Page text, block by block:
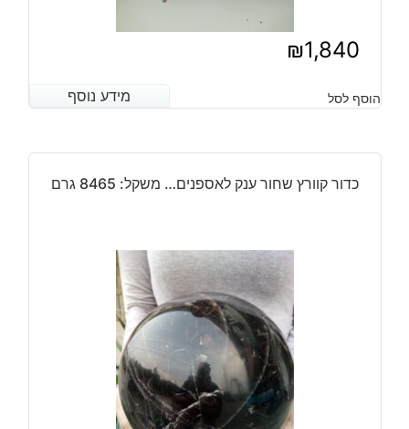
₪1,840
מידע נוסף הוסף לסל מידע נוסף
כדור קוורץ שחור ענק לאספנים… משקל: 8465 גרם